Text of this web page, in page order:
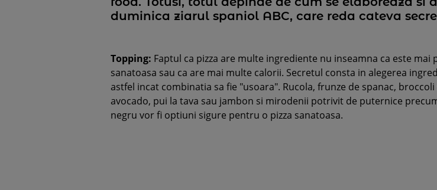
duminica ziarul spaniol ABC, care reda cateva
Topping: Faptul ca pizza are multe ingrediente nu inseamna ca este mai
sanatoasa sau ca are mai multe calorii. Secretul consta in alegerea
astfel incat combinatia sa fie "usoara". Rucola, frunze de spanac, broccoli
avocado, pui la tava sau jambon si mirodenii potrivit de puternice
negru vor fi optiuni sigure pentru o pizza sanatoasa.